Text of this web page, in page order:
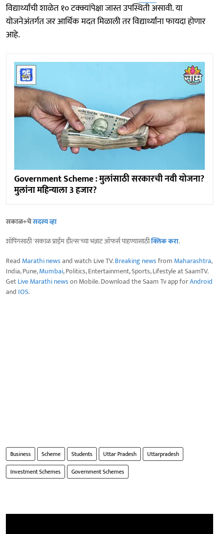
विद्यार्थ्यांची शाळेत १० टक्क्यांपेक्षा जास्त उपस्थिती असावी. या
योजनेअंतर्गत जर आर्थिक मदत मिळाली तर विद्यार्थ्यांना फायदा होणार
आहे.
Government Scheme : मुलांसाठी सरकारची नवी योजना?
मुलांना महिन्याला 3 हजार?
सकाळ+चेसदस्य व्हा
शॉपिंगसाठी 'सकाळ प्राईम डील्स'च्या भन्नाट ऑफर्स पाहण्यासाठीक्लिक करा.
Read Marathi newsand watch Live TV.Breaking newsfrom Maharashtra,
India, Pune,Mumbai, Politics, Entertainment, Sports, Lifestyle at SaamTV.
GetLive Marathi newson Mobile. Download the Saam Tv app forAndroid
and IOS.
Business Scheme Students Uttar Pradesh
Uttarpradesh
Investment Schemes
Government Schemes